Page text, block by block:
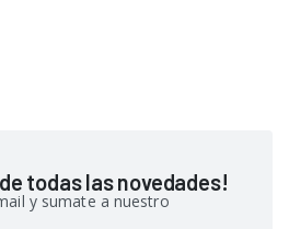
todas las novedades!
y sumate a nuestro